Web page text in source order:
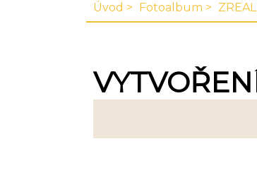
Úvod Fotoalbum